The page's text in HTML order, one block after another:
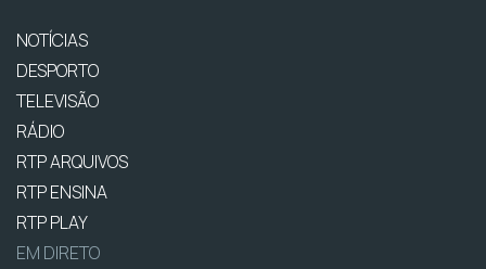
NOTÍCIAS
DESPORTO
TELEVISÃO
RÁDIO
RTP ARQUIVOS
RTP ENSINA
RTP PLAY
EM DIRETO